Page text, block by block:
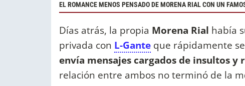
EL ROMANCE MENOS PENSADO DE MORENA RIAL CON UN
Días atrás, la propia Morena Rial había
privada con L-Gante que rápidamente
envía mensajes cargados de insultos y
relación entre ambos no terminó de la